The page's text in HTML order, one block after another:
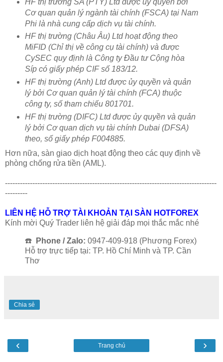
Cơ quan quản lý ngành tài chính (FSCA) tại Nam
Phi là nhà cung cấp dịch vụ tài chính.
HF thị trường (Châu Âu) Ltd hoạt động theo
MiFID (Chỉ thị về công cụ tài chính) và được
CySEC quy định là Công ty Đầu tư Cộng hòa
Síp có giấy phép CIF số 183/12.
HF thị trường (Anh) Ltd được ủy quyền và quản
lý bởi Cơ quan quản lý tài chính (FCA) thuộc
công ty, số tham chiếu 801701.
HF thị trường (DIFC) Ltd được ủy quyền và quản
lý bởi Cơ quan dịch vụ tài chính Dubai (DFSA)
theo, số giấy phép F004885.
Hơn nữa, sàn giao dịch hoạt động theo các quy định về
phòng chống rửa tiền (AML).
-------------------------------------------------------------------------------------
---------
LIÊN HỆ HỖ TRỢ TÀI KHOẢN TẠI SÀN HOTFOREX
Kính mời Quý Trader liên hệ giải đáp mọi thắc mắc nhé
☎️ Phone / Zalo: 0947-409-918 (Phương Forex)
Hỗ trợ trực tiếp tại: TP. Hồ Chí Minh và TP. Cần
Thơ
Chia sẻ
‹ ›
Trang chủ